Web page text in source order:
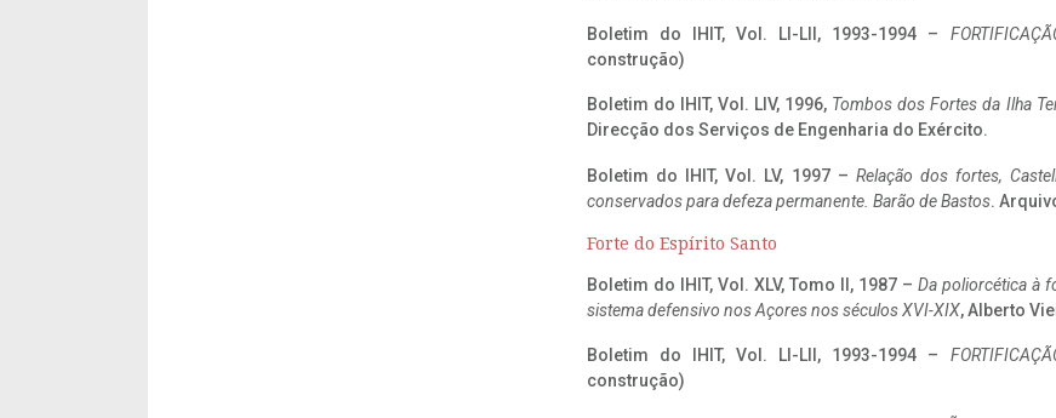
Boletim do IHIT, Vol. LI-LII, 1993-1994 –
construção)
Boletim do IHIT, Vol. LIV, 1996, Tombos dos Fortes da Ilha
Direcção dos Serviços de Engenharia do Exército.
Boletim do IHIT, Vol. LV, 1997 – Relação dos fortes,
conservados para defeza permanente. Barão de Bastos.
Forte do Espírito Santo
Boletim do IHIT, Vol. XLV, Tomo II, 1987 – Da poliorcética à
sistema defensivo nos Açores nos séculos XVI-XIX, Alberto
Boletim do IHIT, Vol. LI-LII, 1993-1994 –
construção)